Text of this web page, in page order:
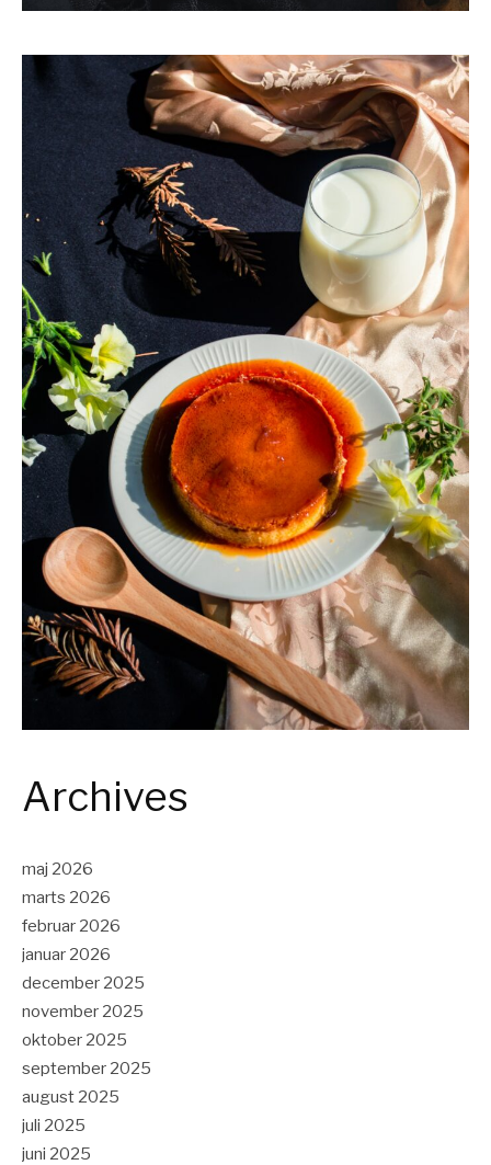
Archives
maj 2026
marts 2026
februar 2026
januar 2026
december 2025
november 2025
oktober 2025
september 2025
august 2025
juli 2025
juni 2025